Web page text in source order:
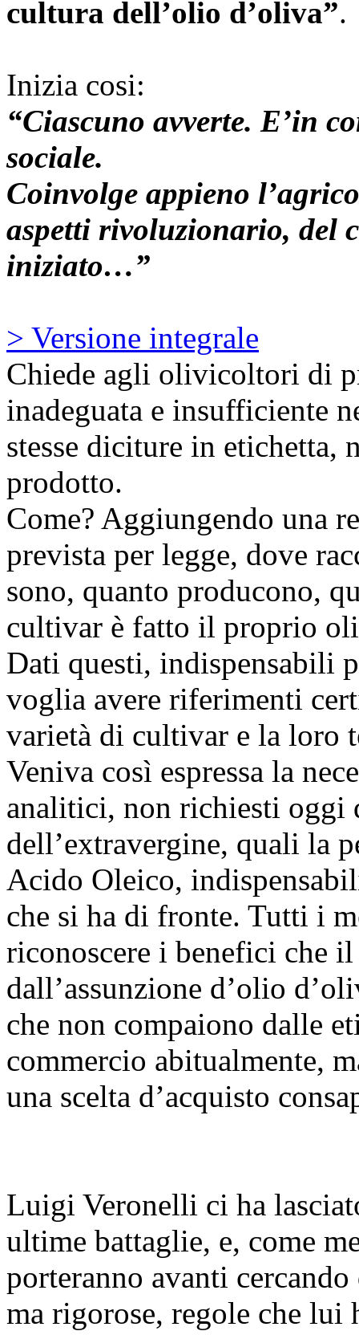
cultura dell’olio d’oliva”.
Inizia cosi:
“Ciascuno avverte. E’in
sociale.
Coinvolge appieno
aspetti rivoluzionario, del
iniziato…”
> Versione integrale
Chiede agli olivicoltori di
inadeguata e insufficiente
stesse diciture in etichetta,
prodotto.
Come? Aggiungendo una
prevista per legge, dove
sono, quanto producono,
cultivar è fatto il proprio
Dati questi, indispensabili
voglia avere riferimenti
varietà di cultivar e la loro
Veniva così espressa la
analitici, non richiesti oggi
dell’extravergine, quali la
Acido Oleico,
che si ha di fronte. Tutti i
riconoscere i benefici che
dall’assunzione d’olio
che non compaiono dalle
commercio abitualmente,
una scelta d’acquisto
Luigi Veronelli ci ha
ultime battaglie, e, come
porteranno avanti
ma rigorose, regole che lui